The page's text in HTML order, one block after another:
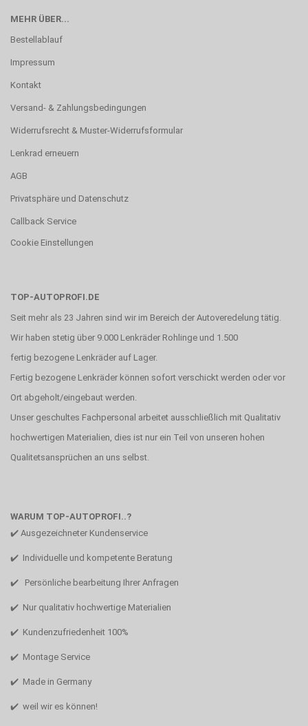
MEHR ÜBER...
Bestellablauf
Impressum
Kontakt
Versand- & Zahlungsbedingungen
Widerrufsrecht & Muster-Widerrufsformular
Lenkrad erneuern
AGB
Privatsphäre und Datenschutz
Callback Service
Cookie Einstellungen
TOP-AUTOPROFI.DE
Seit mehr als 23 Jahren sind wir im Bereich der Autoveredelung tätig.
Wir haben stetig über 9.000 Lenkräder Rohlinge und 1.500
fertig bezogene Lenkräder auf Lager.
Fertig bezogene Lenkräder können sofort verschickt werden oder vor
Ort abgeholt/eingebaut werden.
Unser geschultes Fachpersonal arbeitet ausschließlich mit Qualitativ
hochwertigen Materialien, dies ist nur ein Teil von unseren hohen
Qualitetsansprüchen an uns selbst.
WARUM TOP-AUTOPROFI..?
✔️ Ausgezeichneter Kundenservice
✔️ Individuelle und kompetente Beratung
✔️ Persönliche bearbeitung Ihrer Anfragen
✔️ Nur qualitativ hochwertige Materialien
✔️ Kundenzufriedenheit 100%
✔️ Montage Service
✔️ Made in Germany
✔️ weil wir es können!